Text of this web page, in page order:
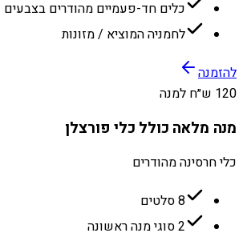
כלים חד-פעמיים מהודרים בצבעים
לחמניה המוציא / מזונות
להזמנה
120 ש״ח למנה
מנה מלאה כולל כלי פורצלן
כלי חרסינה מהודרים
8 סלטים
2 סוגי מנה ראשונה